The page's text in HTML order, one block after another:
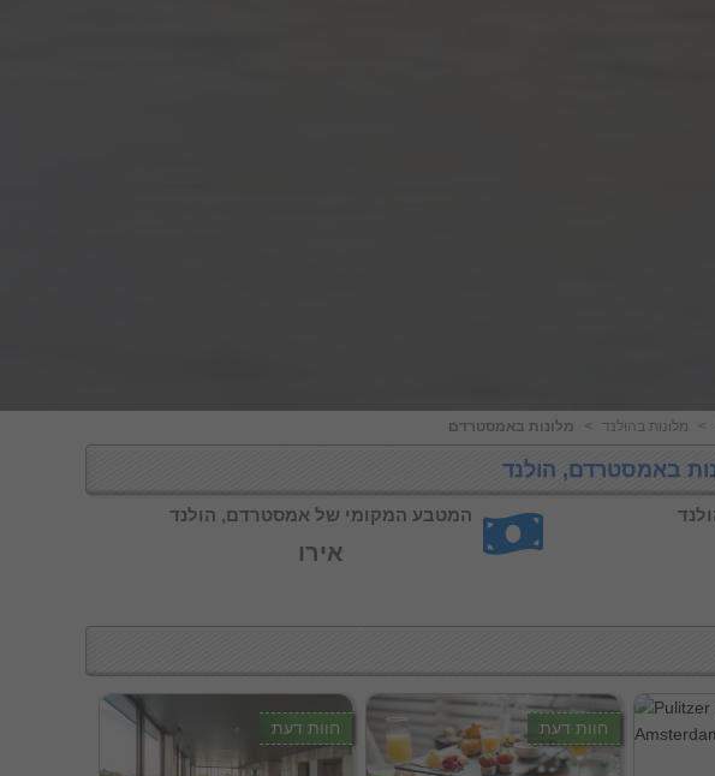
מלונות באמסטרדם < מלונות בהולנד <
באמסטרדם, הולנד
המטבע המקומי של אמסטרדם, הולנד
אירו
חוות דעת חוות דעת